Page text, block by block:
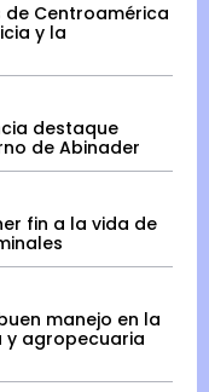
de Centroamérica
y la
destaque
de Abinader
fin a la vida de
manejo en la
y agropecuaria